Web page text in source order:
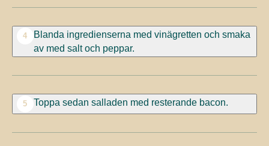
4
Blanda ingredienserna med vinägretten och smaka
av med salt och peppar.
5 Toppa sedan salladen med resterande bacon.